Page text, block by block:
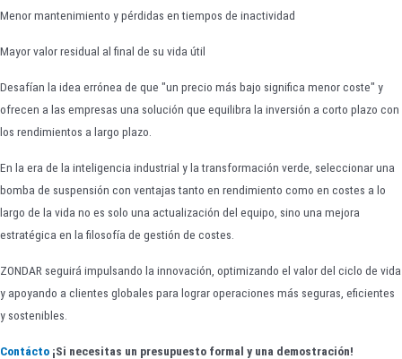
Menor mantenimiento y pérdidas en tiempos de inactividad
Mayor valor residual al final de su vida útil
Desafían la idea errónea de que "un precio más bajo significa menor coste" y
ofrecen a las empresas una solución que equilibra la inversión a corto plazo con
los rendimientos a largo plazo.
En la era de la inteligencia industrial y la transformación verde, seleccionar una
bomba de suspensión con ventajas tanto en rendimiento como en costes a lo
largo de la vida no es solo una actualización del equipo, sino una mejora
estratégica en la filosofía de gestión de costes.
ZONDAR seguirá impulsando la innovación, optimizando el valor del ciclo de vida
y apoyando a clientes globales para lograr operaciones más seguras, eficientes
y sostenibles.
Contácto ¡Si necesitas un presupuesto formal y una demostración!